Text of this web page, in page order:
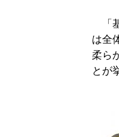
「
は全
柔ら
とが